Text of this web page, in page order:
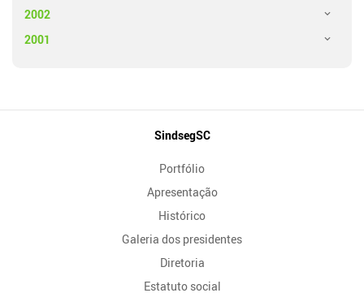
2002
2001
SindsegSC
Portfólio
Apresentação
Histórico
Galeria dos presidentes
Diretoria
Estatuto social